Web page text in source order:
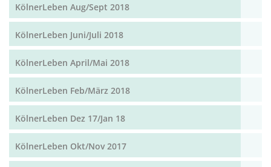
KölnerLeben Aug/Sept 2018
KölnerLeben Juni/Juli 2018
KölnerLeben April/Mai 2018
KölnerLeben Feb/März 2018
KölnerLeben Dez 17/Jan 18
KölnerLeben Okt/Nov 2017